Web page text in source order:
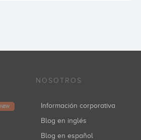
NEW
NOSOTROS
Información corporativa
Blog en inglés
Blog en español